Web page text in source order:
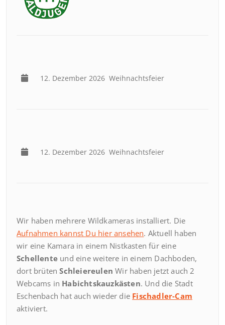
12. Dezember 2026 Weihnachtsfeier
12. Dezember 2026 Weihnachtsfeier
Wir haben mehrere Wildkameras installiert. Die
Aufnahmen kannst Du hier ansehen. Aktuell haben
wir eine Kamara in einem Nistkasten für eine
Schellente und eine weitere in einem Dachboden,
dort brütenSchleiereulen Wir haben jetzt auch 2
Webcams in Habichtskauzkästen. Und die Stadt
Eschenbach hat auch wieder die Fischadler-Cam
aktiviert.